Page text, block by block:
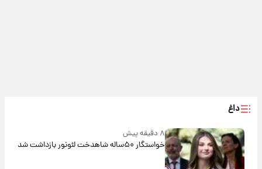
داغ
۸ دقیقه پیش
خواستگار ۵۰ساله شاهدخت لئونور بازداشت شد